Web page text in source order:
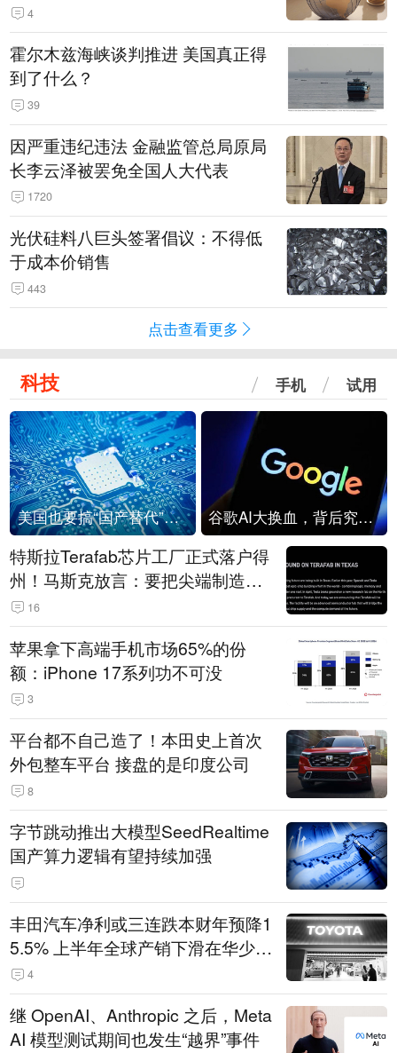
稿）》公开征求意见
4
霍尔木兹海峡谈判推进 美国真正得
到了什么？
39
因严重违纪违法 金融监管总局原局
长李云泽被罢免全国人大代表
1720
光伏硅料八巨头签署倡议：不得低
于成本价销售
443
点击查看更多
科技 手机 试用
美国也要搞“国产替代”？先算清三笔账 谷歌AI大换血，背后究竟发生了什么？
特斯拉Terafab芯片工厂正式落户得
州！马斯克放言：要把尖端制造带
回美国
16
苹果拿下高端手机市场65%的份
额：iPhone 17系列功不可没
3
平台都不自己造了！本田史上首次
外包整车平台 接盘的是印度公司
8
字节跳动推出大模型SeedRealtime
国产算力逻辑有望持续加强
丰田汽车净利或三连跌本财年预降1
5.5% 上半年全球产销下滑在华少卖
14.3万辆
4
继 OpenAI、Anthropic 之后，Meta
AI 模型测试期间也发生“越界”事件